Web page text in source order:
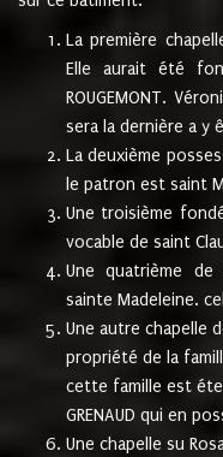
La première
Elle aurait été
ROUGEMONT.
sera la dernière a y
La deuxième
le patron est saint
Une troisième
vocable de saint
Une quatrième de
sainte Madeleine.
Une autre chapelle
propriété de la
cette famille est
GRENAUD qui en
Une chapelle su